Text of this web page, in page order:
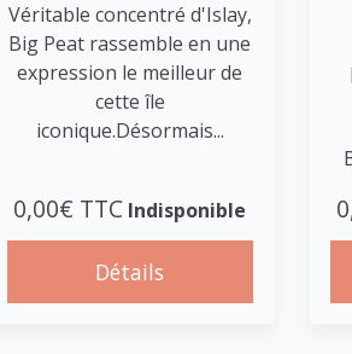
Véritable concentré d'Islay,
Big Peat rassemble en une
expression le meilleur de
cette île
iconique.Désormais...
0,00€ TTC Indisponible
Détails